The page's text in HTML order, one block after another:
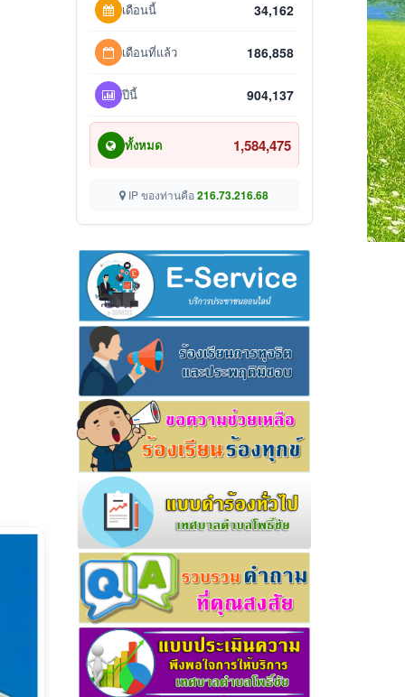
เดือนนี้ 34,162
เดือนที่แล้ว 186,858
ปีนี้ 904,137
ทั้งหมด 1,584,475
IP ของท่านคือ216.73.216.68